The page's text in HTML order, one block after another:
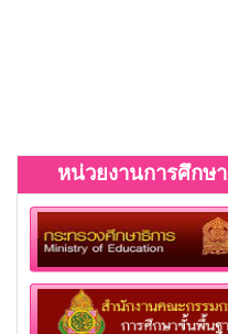
หน่วยงานการศึกษา